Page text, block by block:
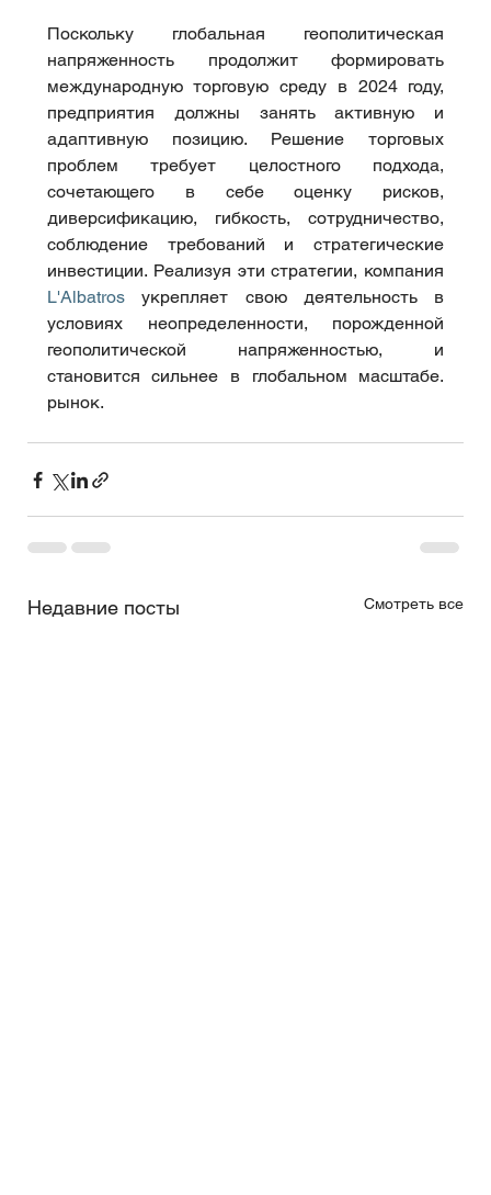
Поскольку глобальная геополитическая
напряженность продолжит формировать
международную торговую среду в 2024 году,
предприятия должны занять активную и
адаптивную позицию. Решение торговых
проблем требует целостного подхода,
сочетающего в себе оценку рисков,
диверсификацию, гибкость, сотрудничество,
соблюдение требований и стратегические
L'Albatros укрепляет свою деятельность в
условиях неопределенности, порожденной
геополитической напряженностью, и
становится сильнее в глобальном масштабе.
рынок.
Недавние посты Смотреть все